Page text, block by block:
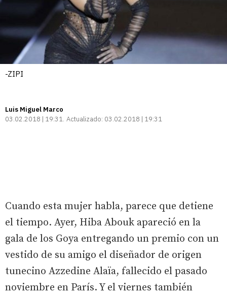
-ZIPI
Luis Miguel Marco
03.02.2018 | 19:31 Actualizado: 03.02.2018 | 19:31
Cuando esta mujer habla, parece que detiene
el tiempo. Ayer, Hiba Abouk apareció en la
gala de los Goya entregando un premio con un
vestido de su amigo el diseñador de origen
tunecino Azzedine Alaïa, fallecido el pasado
noviembre en París. Y el viernes también